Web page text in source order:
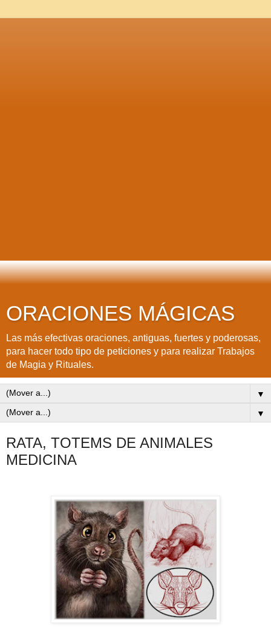
ORACIONES MÁGICAS
Las más efectivas oraciones, antiguas, fuertes y poderosas,
para hacer todo tipo de peticiones y para realizar Trabajos
de Magia y Rituales.
▼
▼
RATA, TOTEMS DE ANIMALES
MEDICINA